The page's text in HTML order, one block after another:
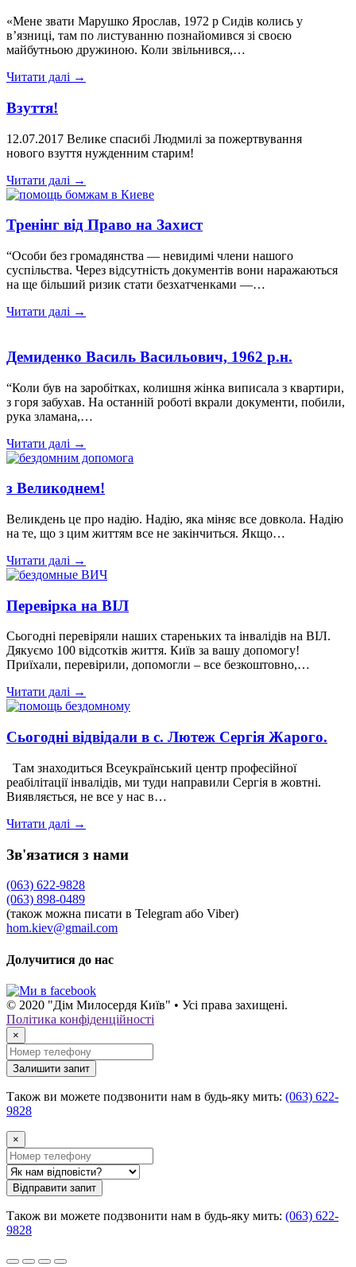
«Мене звати Марушко Ярослав, 1972 р Сидів колись у
в’язниці, там по листуванню познайомився зі своєю
майбутньою дружиною. Коли звільнився,…
Читати далі →
Взуття!
12.07.2017 Велике спасибі Людмилі за пожертвування
нового взуття нужденним старим!
Читати далі →
Тренінг від Право на Захист
“Особи без громадянства — невидимі члени нашого
суспільства. Через відсутність документів вони наражаються
на ще більший ризик стати безхатченками —…
Читати далі →
Демиденко Василь Васильович, 1962 р.н.
“Коли був на заробітках, колишня жінка виписала з квартири,
з горя забухав. На останній роботі вкрали документи, побили,
рука зламана,…
Читати далі →
з Великоднем!
Великдень це про надію. Надію, яка міняє все довкола. Надію
на те, що з цим життям все не закінчиться. Якщо…
Читати далі →
Перевірка на ВІЛ
Сьогодні перевіряли наших стареньких та інвалідів на ВІЛ.
Дякуємо 100 відсотків життя. Київ за вашу допомогу!
Приїхали, перевірили, допомогли – все безкоштовно,…
Читати далі →
Сьогодні відвідали в с. Лютеж Сергія Жарого.
Там знаходиться Всеукраїнський центр професійної
реабілітації інвалідів, ми туди направили Сергія в жовтні.
Виявляється, не все у нас в…
Читати далі →
Зв'язатися з нами
(063) 622-9828
(063) 898-0489
(також можна писати в Telegram або Viber)
hom.kiev@gmail.com
Долучитися до нас
© 2020 "Дім Милосердя Київ" • Усі права захищені.
Політика конфіденційності
×
Залишити запит
Також ви можете подзвонити нам в будь-яку мить: (063) 622-
9828
×
Відправити запит
Також ви можете подзвонити нам в будь-яку мить: (063) 622-
9828